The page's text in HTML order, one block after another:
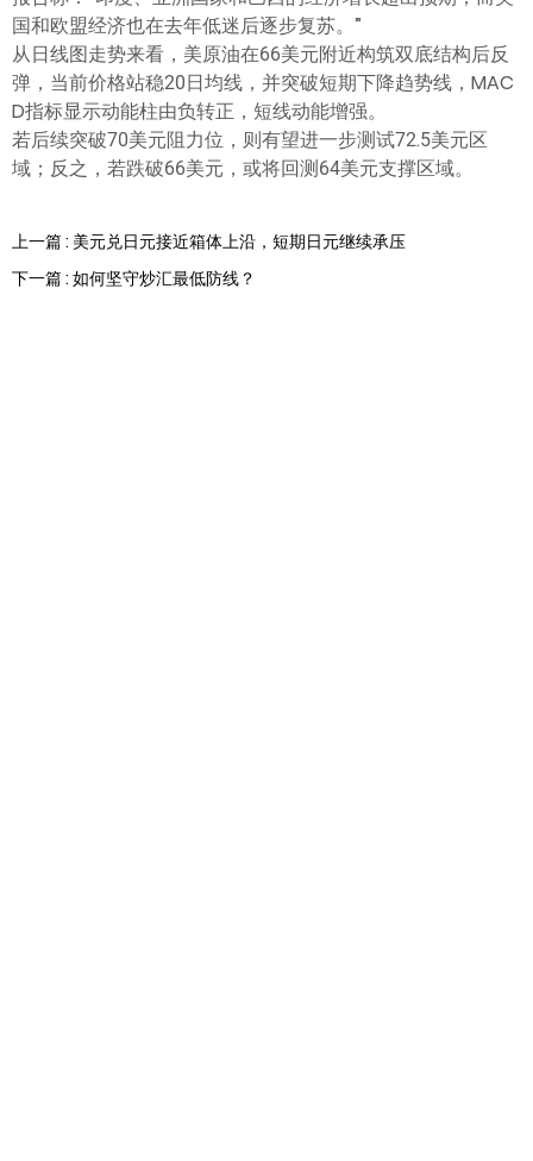
国和欧盟经济也在去年低迷后逐步复苏。”
从日线图走势来看，美原油在66美元附近构筑双底结构后反
弹，当前价格站稳20日均线，并突破短期下降趋势线，MAC
D指标显示动能柱由负转正，短线动能增强。
若后续突破70美元阻力位，则有望进一步测试72.5美元区
域；反之，若跌破66美元，或将回测64美元支撑区域。
上一篇 : 美元兑日元接近箱体上沿，短期日元继续承压
下一篇 : 如何坚守炒汇最低防线？